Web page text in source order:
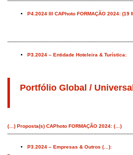
P4.2024 III CAPhoto FORMAÇÃO 2024: (19
P3.2024 – Entidade Hoteleira & Turística:
Portfólio Global /
(…) Proposta(s) CAPhoto FORMAÇÃO 2024: (…)
P3.2024 – Empresas & Outros (…):